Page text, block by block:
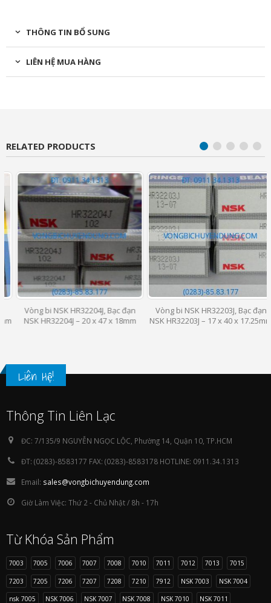
THÔNG TIN BỔ SUNG
LIÊN HỆ MUA HÀNG
RELATED PRODUCTS
Vòng bi NSK HR32204J, Bạc đạn
NSK HR32204J – 20 x 47 x 18mm
Vòng bi NSK HR32203J, Bạc đạn
NSK HR32203J – 17 x 40 x 17.25mm
Liên Hệ!
Thông Tin Liên Lạc
ĐC: 7/135/9 NGUYỄN NGỌC LỘC, Phường 14, Quận 10, TP.HCM
ĐT: (0283)-8583177 FAX: (0283)-8583178 HOTLINE: 0911.34.1313
Email: sales@vongbichuyendung.com
Giờ Làm Việc: Thứ 2 - Chủ Nhật / 8h - 17h
Từ Khóa Sản Phẩm
7003 7005 7006 7007 7008 7010 7011 7012 7013 7015
7203 7205 7206 7207 7208 7210 7912 NSK 7003 NSK 7004
nsk 7005 NSK 7006 NSK 7007 NSK 7008 NSK 7010 NSK 7011